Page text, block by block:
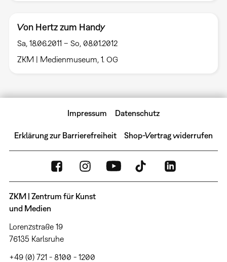
Von Hertz zum Handy
Sa, 18.06.2011 – So, 08.01.2012
ZKM | Medienmuseum, 1. OG
Impressum Datenschutz
Erklärung zur Barrierefreiheit Shop-Vertrag widerrufen
ZKM | Zentrum für Kunst
und Medien
Lorenzstraße 19
76135 Karlsruhe
+49 (0) 721 - 8100 - 1200